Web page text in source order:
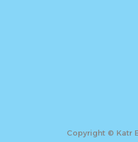
Copyright © Katr